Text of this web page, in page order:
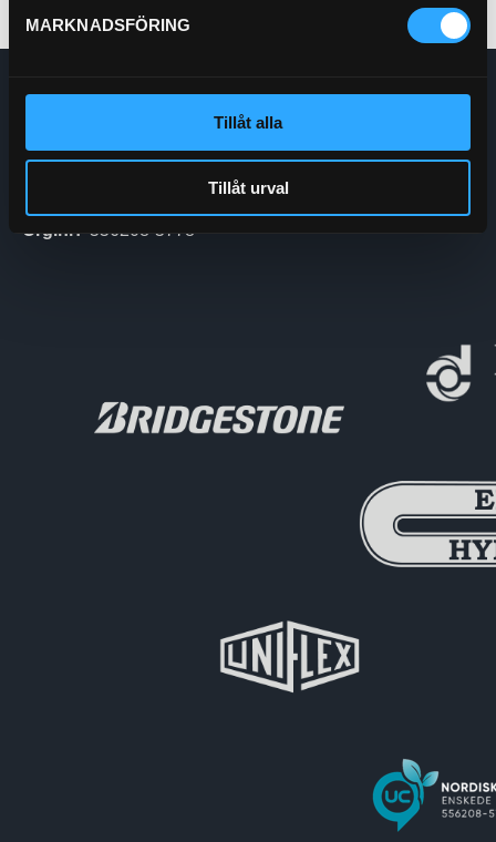
MARKNADSFÖRING
Tillåt alla
Tillåt urval
Enskede Hydraul AB
Order@enskedehydraul.se
Telefon: 0292-10630
Org.nr: 556208-5778